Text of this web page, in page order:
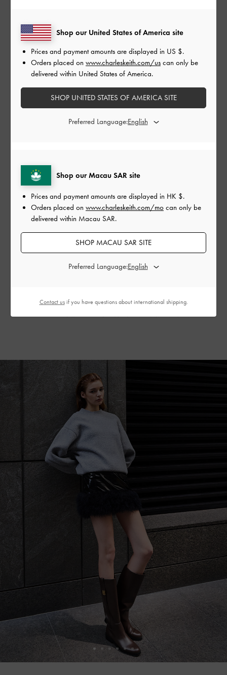
Yvette 金屬釦平底長靴 Yvette 金屬釦平底長靴
金屬皮帶樂福鞋 金屬皮帶樂福鞋
現代時尚超越藝術美學，它是一種表現自我與自信的
質。權力著裝趨勢的精髓在於強化尚未被發掘的力
Shop our Macau SAR site
Prices and payment amounts are displayed in HK $.
Orders placed on www.charleskeith.com/mo can only be
delivered within Macau SAR.
SHOP MACAU SAR SITE
Preferred Language:
Shop our United States of America site
Prices and payment amounts are displayed in US $.
Orders placed on www.charleskeith.com/us can only be
delivered within United States of America.
SHOP UNITED STATES OF AMERICA SITE
Preferred Language:
Contact usif you have questions about international shipping.